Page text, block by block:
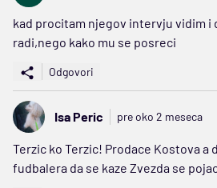
kad procitam njegov intervju vidim i
radi,nego kako mu se posreci
Odgovori
Isa Peric pre oko 2 meseca
Terzic ko Terzic! Prodace Kostova a
fudbalera da se kaze Zvezda se